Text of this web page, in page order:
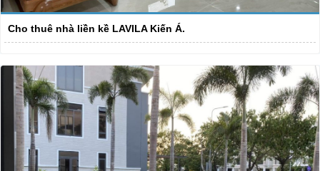
Cho thuê nhà liền kề LAVILA Kiến Á.